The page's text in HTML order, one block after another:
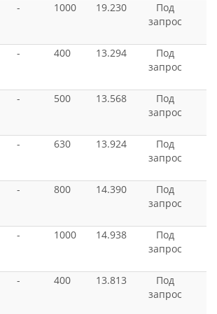
- 1000 19.230
Под
запрос
- 400 13.294
Под
запрос
- 500 13.568
Под
запрос
- 630 13.924
Под
запрос
- 800 14.390
Под
запрос
- 1000 14.938
Под
запрос
- 400 13.813
Под
запрос